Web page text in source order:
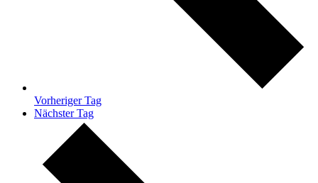
Vorheriger Tag
Nächster Tag